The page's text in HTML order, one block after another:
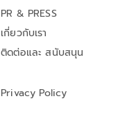
PR & PRESS
เกี่ยวกับเรา
ติดต่อและ สนับสนุน
Privacy Policy